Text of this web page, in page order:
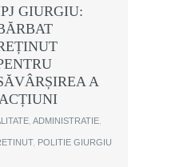
GIURGIU:
A
ADMINISTRATIE
, POLITIE GIURGIU